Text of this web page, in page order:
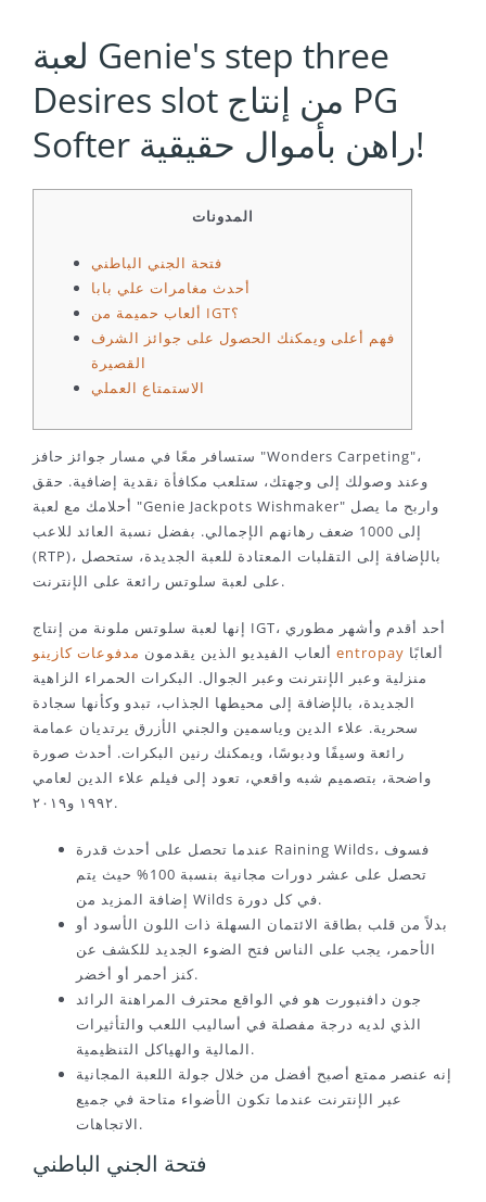
لعبة Genie's step three
Desires slot من إنتاج PG
Softer راهن بأموال حقيقية!
المدونات
فتحة الجني الباطني
أحدث مغامرات علي بابا
ألعاب حميمة من IGT؟
فهم أعلى ويمكنك الحصول على جوائز الشرف
القصيرة
الاستمتاع العملي
ستسافر معًا في مسار جوائز حافز "Wonders Carpeting"،
وعند وصولك إلى وجهتك، ستلعب مكافأة نقدية إضافية. حقق
أحلامك مع لعبة "Genie Jackpots Wishmaker" واربح ما يصل
إلى 1000 ضعف رهانهم الإجمالي.
بفضل نسبة العائد للاعب
(RTP)، بالإضافة إلى التقلبات المعتادة للعبة الجديدة، ستحصل
على لعبة سلوتس رائعة على الإنترنت.
إنها لعبة سلوتس ملونة من إنتاج IGT، أحد أقدم وأشهر مطوري
ألعاب الفيديو الذين يقدمون مدفوعات كازينو entropay
منزلية وعبر الإنترنت وعبر الجوال. البكرات الحمراء الزاهية
الجديدة، بالإضافة إلى محيطها الجذاب، تبدو وكأنها سجادة
سحرية. علاء الدين وياسمين والجني الأزرق يرتديان عمامة
رائعة وسيفًا ودبوسًا، ويمكنك رنين البكرات. أحدث صورة
واضحة، بتصميم شبه واقعي، تعود إلى فيلم علاء الدين لعامي
١٩٩٢ و٢٠١٩.
عندما تحصل على أحدث قدرة Raining Wilds، فسوف
تحصل على عشر دورات مجانية بنسبة 100% حيث يتم
إضافة المزيد من Wilds في كل دورة.
بدلاً من قلب بطاقة الائتمان السهلة ذات اللون الأسود أو
الأحمر، يجب على الناس فتح الضوء الجديد للكشف عن
كنز أحمر أو أخضر.
جون دافنبورت هو في الواقع محترف المراهنة الرائد
الذي لديه درجة مفصلة في أساليب اللعب والتأثيرات
المالية والهياكل التنظيمية.
إنه عنصر ممتع أصبح أفضل من خلال جولة اللعبة المجانية
عبر الإنترنت عندما تكون الأضواء متاحة في جميع
الاتجاهات.
فتحة الجني الباطني